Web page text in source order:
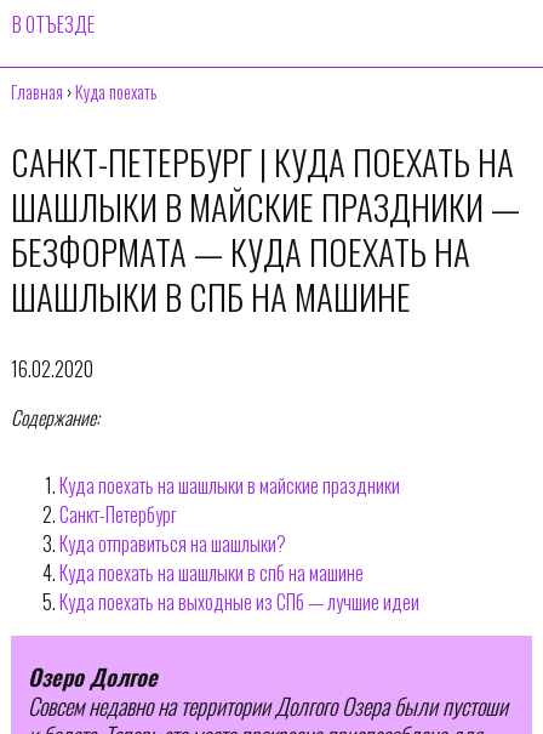
В ОТЪЕЗДЕ
Главная ›Куда поехать
САНКТ-ПЕТЕРБУРГ | КУДА ПОЕХАТЬ НА
ШАШЛЫКИ В МАЙСКИЕ ПРАЗДНИКИ —
БЕЗФОРМАТА — КУДА ПОЕХАТЬ НА
ШАШЛЫКИ В СПБ НА МАШИНЕ
16.02.2020
Содержание:
Куда поехать на шашлыки в майские праздники
Санкт-Петербург
Куда отправиться на шашлыки?
Куда поехать на шашлыки в спб на машине
Куда поехать на выходные из СПб — лучшие идеи
Озеро Долгое
Совсем недавно на территории Долгого Озера были пустоши